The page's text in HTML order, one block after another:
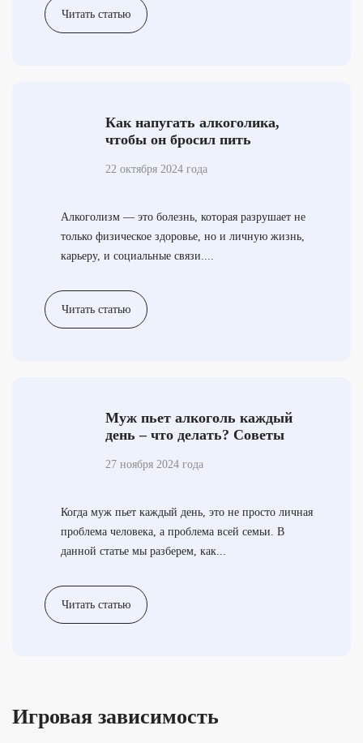
Читать статью
Как напугать алкоголика,
чтобы он бросил пить
22 октября 2024 года
Алкоголизм — это болезнь, которая разрушает не
только физическое здоровье, но и личную жизнь,
карьеру, и социальные связи....
Читать статью
Муж пьет алкоголь каждый
день – что делать? Советы
рекомендации
27 ноября 2024 года
Когда муж пьет каждый день, это не просто личная
проблема человека, а проблема всей семьи. В
данной статье мы разберем, как...
Читать статью
Игровая зависимость